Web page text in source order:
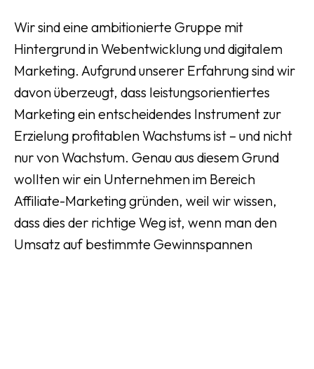
Wir sind eine ambitionierte Gruppe mit
Hintergrund in Webentwicklung und digitalem
Marketing. Aufgrund unserer Erfahrung sind wir
davon überzeugt, dass leistungsorientiertes
Marketing ein entscheidendes Instrument zur
Erzielung profitablen Wachstums ist – und nicht
nur von Wachstum. Genau aus diesem Grund
wollten wir ein Unternehmen im Bereich
Affiliate-Marketing gründen, weil wir wissen,
dass dies der richtige Weg ist, wenn man den
Umsatz auf bestimmte Gewinnspannen